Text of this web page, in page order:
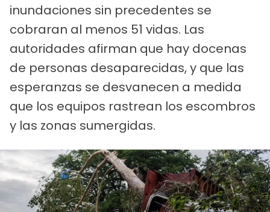
inundaciones sin precedentes se
cobraran al menos 51 vidas. Las
autoridades afirman que hay docenas
de personas desaparecidas, y que las
esperanzas se desvanecen a medida
que los equipos rastrean los escombros
y las zonas sumergidas.